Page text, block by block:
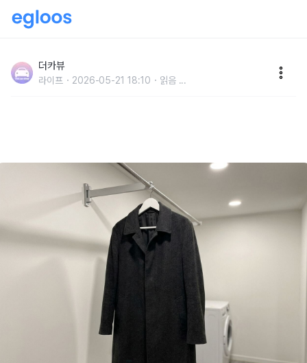
끔하게 빨래하는 간단한 방법
더카뷰
라이프 2026-05-21 18:10 읽음 ...